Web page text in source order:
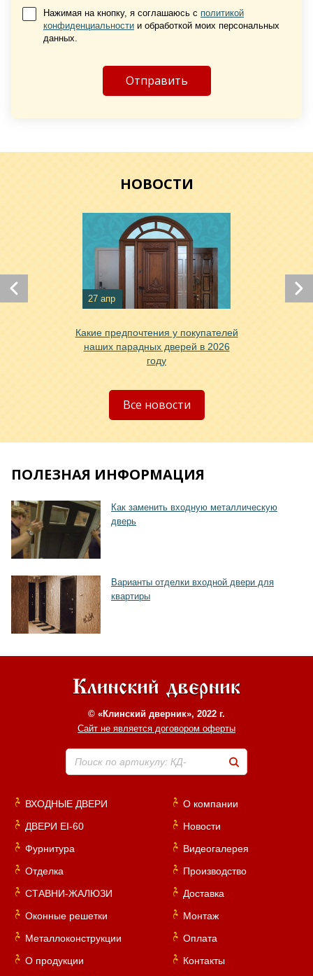
Хочу такую
Хочу такую
Хочу такую
Нажимая на кнопку, я соглашаюсь с политикой
конфиденциальности и обработкой моих персональных
данных.
НОВОСТИ
27 апр
Какие предпочтения у покупателей
наших парадных дверей в 2026
году
Все новости
ПОЛЕЗНАЯ ИНФОРМАЦИЯ
Как заменить входную металлическую
дверь
Варианты отделки входной двери для
квартиры
© «Клинский дверник», 2022 г.
Сайт не является договором оферты
Поиск по артикулу: КД-
ВХОДНЫЕ ДВЕРИ
ДВЕРИ EI-60
Фурнитура
Отделка
СТАВНИ-ЖАЛЮЗИ
Оконные решетки
Металлоконструкции
О продукции
О компании
Новости
Видеогалерея
Производство
Доставка
Монтаж
Оплата
Контакты